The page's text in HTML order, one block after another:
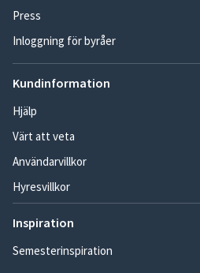
Press
Inloggning för byråer
Kundinformation
Hjälp
Värt att veta
Användarvillkor
Hyresvillkor
Inspiration
Semesterinspiration